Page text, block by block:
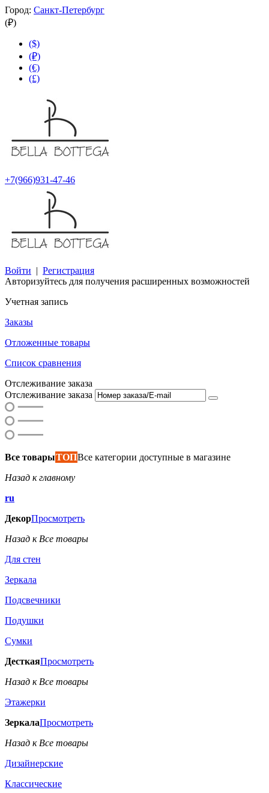
Город: Санкт-Петербург
(₽)
($)
(₽)
(€)
(£)
+7(966)931-47-46
Войти | Регистрация
Авторизуйтесь для получения расширенных возможностей
Учетная запись
Заказы
Отложенные товары
Список сравнения
Отслеживание заказа
Отслеживание заказа
Все товарыТОПВсе категории доступные в магазине
Назад к главному
ru
ДекорПросмотреть
Назад к Все товары
Для стен
Зеркала
Подсвечники
Подушки
Сумки
ДесткаяПросмотреть
Назад к Все товары
Этажерки
ЗеркалаПросмотреть
Назад к Все товары
Дизайнерские
Классические